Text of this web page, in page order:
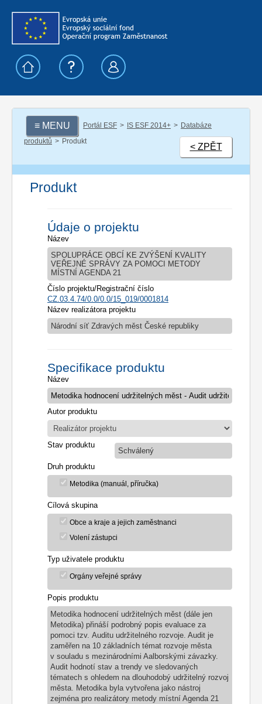
≡ MENU Portál ESF IS ESF 2014+
Databáze
produktů
Produkt
< ZPĚT
Produkt
Údaje o projektu
Název
SPOLUPRÁCE OBCÍ KE ZVÝŠENÍ KVALITY
VEŘEJNÉ SPRÁVY ZA POMOCI METODY
MÍSTNÍ AGENDA 21
Číslo projektu/Registrační číslo
CZ.03.4.74/0.0/0.0/15_019/0001814
Název realizátora projektu
Národní síť Zdravých měst České republiky
Specifikace produktu
Název
Autor produktu
Stav produktu
Schválený
Druh produktu
Metodika (manuál, příručka)
Cílová skupina
Obce a kraje a jejich zaměstnanci
Volení zástupci
Typ uživatele produktu
Orgány veřejné správy
Popis produktu
Metodika hodnocení udržitelných měst (dále jen
Metodika) přináší podrobný popis evaluace za
pomoci tzv. Auditu udržitelného rozvoje. Audit je
zaměřen na 10 základních témat rozvoje města
v souladu s mezinárodními Aalborskými závazky.
Audit hodnotí stav a trendy ve sledovaných
tématech s ohledem na dlouhodobý udržitelný rozvoj
města. Metodika byla vytvořena jako nástroj
zejména pro realizátory metody místní Agenda 21